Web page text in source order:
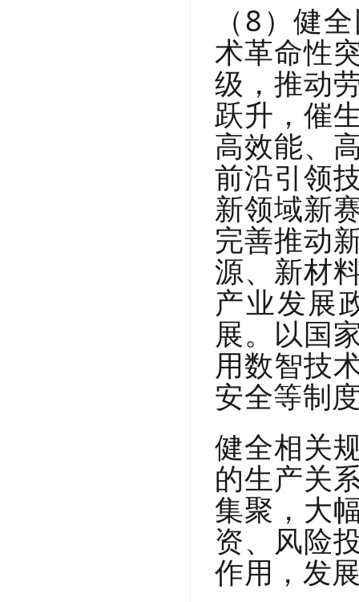
（8）健
术革命性
级，推动
跃升，催
高效能、
前沿引领
新领域新
完善推动
源、新材
产业发展
展。以国
用数智技
安全等制
健全相关
的生产关
集聚，大
资、风险
作用，发